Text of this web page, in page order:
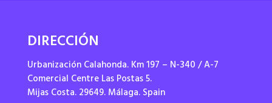
DIRECCIÓN
Urbanización Calahonda. Km 197 – N-340 / A-7
Comercial Centre Las Postas 5.
Mijas Costa. 29649. Málaga. Spain